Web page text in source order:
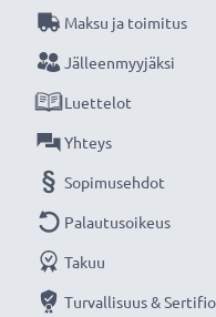
Kapasiteetti : 1160mAh
Teknologia : Litiumionit
Mitat: 36.2 x 32.6 x
Väri: Musta
virtalähde
★3 vuoden takuu★
Maksu ja toimitus
Jälleenmyyjäksi
Luettelot
Yhteys
Sopimusehdot
Palautusoikeus
Takuu
Turvallisuus &